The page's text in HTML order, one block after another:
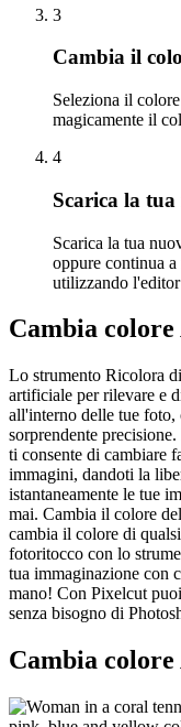
3
Cambia il
Seleziona il
magicamente il
4
Scarica la
Scarica la tua
oppure continua
utilizzando
Cambia
Lo strumento Ricolora
artificiale per rilevare e
all'interno delle tue foto,
sorprendente
ti consente di cambiare
immagini, dandoti la
istantaneamente le tue
mai. Cambia il colore
cambia il colore di
fotoritocco con lo
tua immaginazione con
mano! Con Pixelcut
senza bisogno di
Cambia